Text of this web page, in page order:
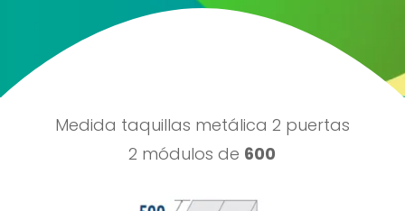
Medida taquillas metálica 2 puertas
2 módulos de 600